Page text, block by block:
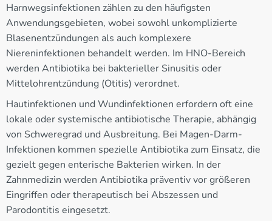
Harnwegsinfektionen zählen zu den häufigsten
Anwendungsgebieten, wobei sowohl unkomplizierte
Blasenentzündungen als auch komplexere
Niereninfektionen behandelt werden. Im HNO-Bereich
werden Antibiotika bei bakterieller Sinusitis oder
Mittelohrentzündung (Otitis) verordnet.
Hautinfektionen und Wundinfektionen erfordern oft eine
lokale oder systemische antibiotische Therapie, abhängig
von Schweregrad und Ausbreitung. Bei Magen-Darm-
Infektionen kommen spezielle Antibiotika zum Einsatz, die
gezielt gegen enterische Bakterien wirken. In der
Zahnmedizin werden Antibiotika präventiv vor größeren
Eingriffen oder therapeutisch bei Abszessen und
Parodontitis eingesetzt.